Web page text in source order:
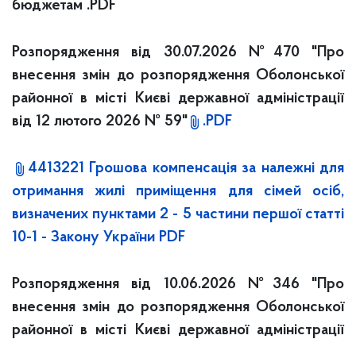
бюджетам .PDF
Розпорядження від 30.07.2026 №470 "Про
внесення змін до розпорядження Оболонської
районної в місті Києві державної адміністрації
від 12 лютого 2026 № 59"
.PDF
4413221 Грошова компенсація за належні для
отримання жилі приміщення для сімей осіб,
визначених пунктами 2 - 5 частини першої статті
10-1 - Закону України PDF
Розпорядження від 10.06.2026 №346 "Про
внесення змін до розпорядження Оболонської
районної в місті Києві державної адміністрації